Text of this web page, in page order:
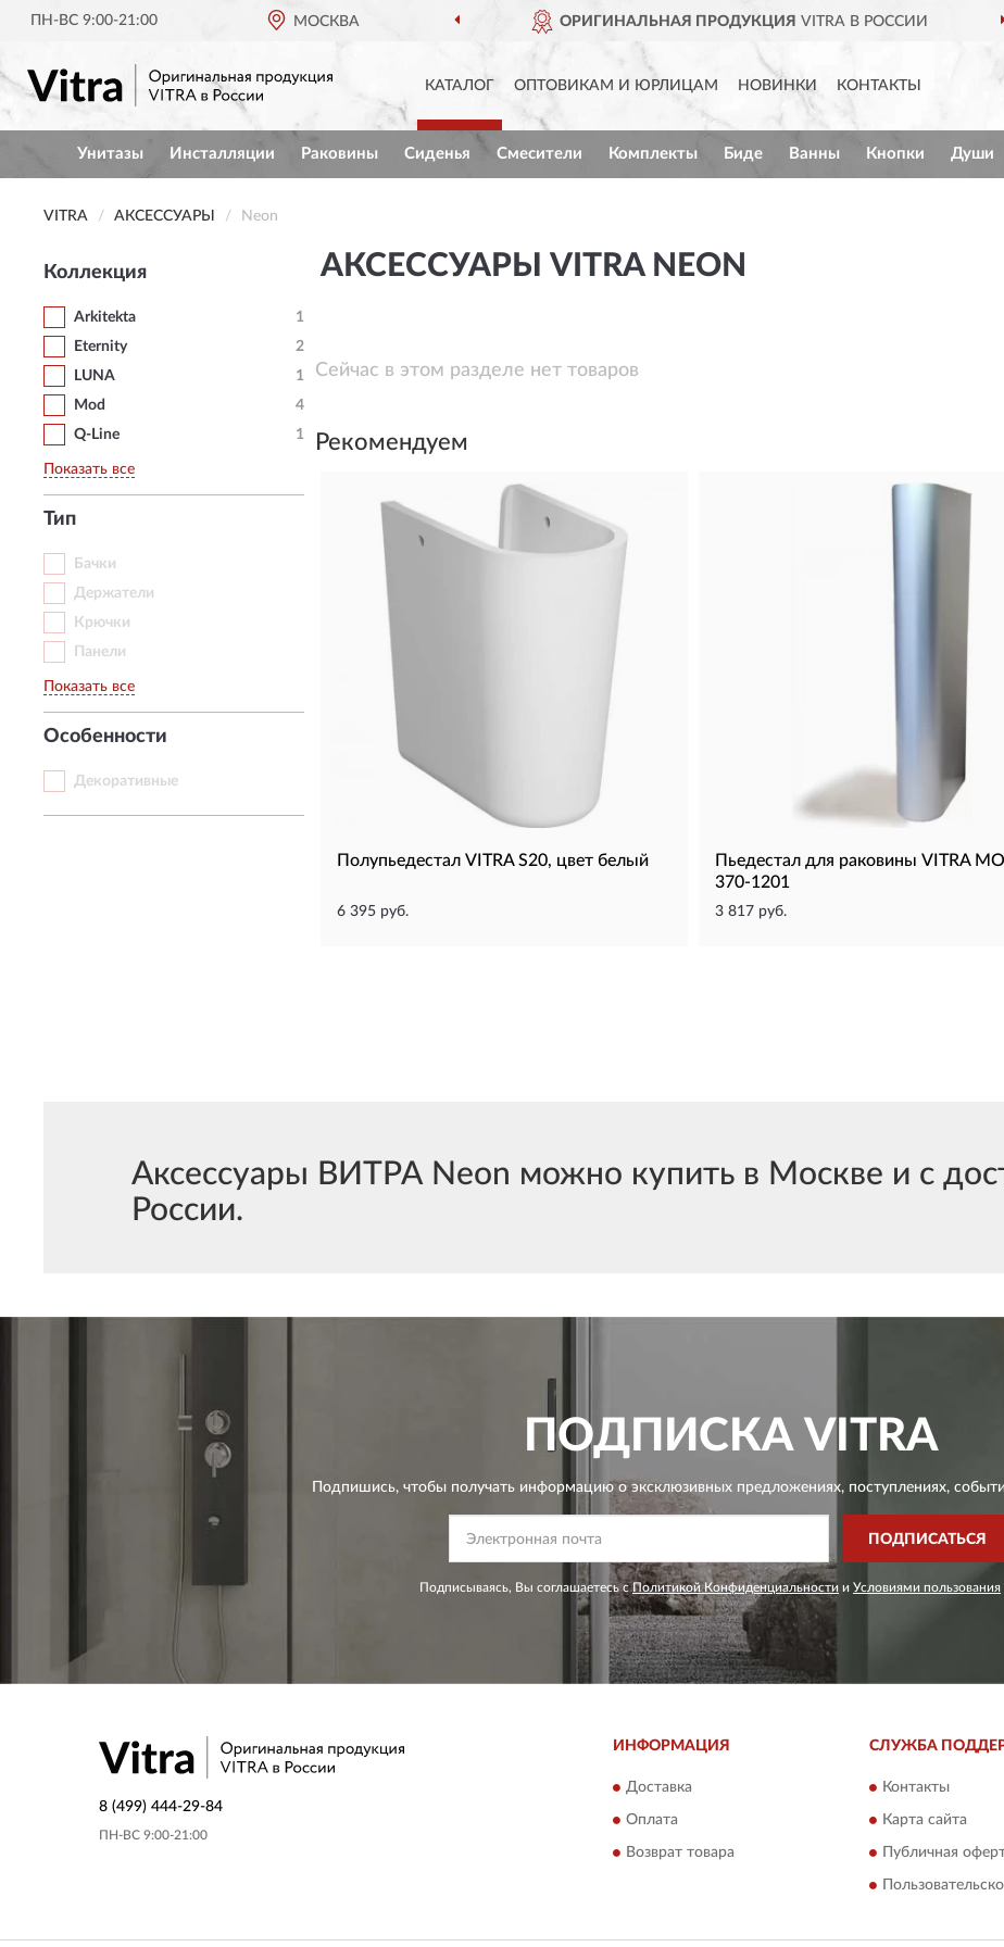
ПН-ВС 9:00-21:00 МОСКВА ОРИГИНАЛЬНАЯ ПРОДУКЦИЯ VITRA В РОССИИ
КАТАЛОГ ОПТОВИКАМ И ЮРЛИЦАМ НОВИНКИ КОНТАКТЫ
Унитазы Инсталляции Раковины Сиденья Смесители Комплекты Биде Ванны Кнопки Души
VITRA АКСЕССУАРЫ Neon
Коллекция
Arkitekta
1
Eternity
2
LUNA
1
Mod
4
Q-Line
1
Показать все
Тип
Бачки
Держатели
Крючки
Панели
Показать все
Особенности
Декоративные
АКСЕССУАРЫ VITRA NEON
Сейчас в этом разделе нет товаров
Рекомендуем
Полупьедестал VITRA S20, цвет белый
6 395 руб.
Пьедестал для раковины VITRA
370-1201
3 817 руб.
Аксессуары ВИТРА Neon можно купить в Москве и с
России.
ПОДПИСКАVITRA
Подпишись, чтобы получать информацию о эксклюзивных предложениях,поступлениях,
ПОДПИСАТЬСЯ
Подписываясь, Вы соглашаетесь сПолитикой Конфиденциальности и Условиями пользования
8 (499) 444-29-84
ПН-ВС 9:00-21:00
ИНФОРМАЦИЯ
Доставка
Оплата
Возврат товара
СЛУЖБА
Контакты
Карта сайта
Публичная